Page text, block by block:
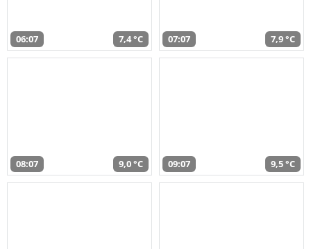
06:07 7,4 °C 07:07 7,9 °C
08:07 9,0 °C 09:07 9,5 °C